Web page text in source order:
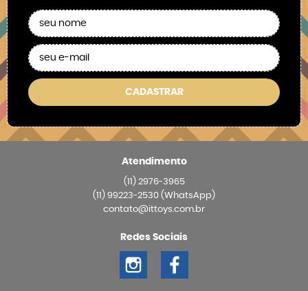
CADASTRAR
Atendimento
(11)2976-3965
(11) 99223-2530 (WhatsApp)
contato@ittoys.com.br
Redes Sociais